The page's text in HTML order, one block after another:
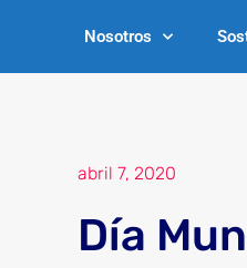
Nosotros
abril 7, 2020
Día